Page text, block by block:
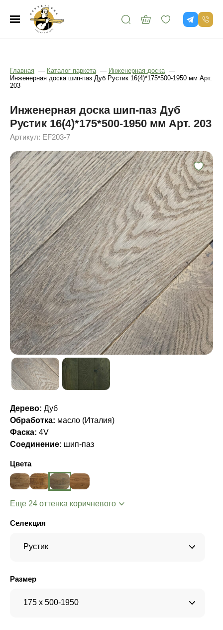
Главная — Каталог паркета — Инженерная доска —
Инженерная доска шип-паз Дуб Рустик 16(4)*175*500-1950 мм Арт.
203
Инженерная доска шип-паз Дуб
Рустик 16(4)*175*500-1950 мм Арт. 203
Артикул: EF203-7
Дерево: Дуб
Обработка: масло (Италия)
Фаска: 4V
Соединение: шип-паз
Цвета
Еще 24 оттенка коричневого
Селекция
Рустик
Размер
175 x 500-1950